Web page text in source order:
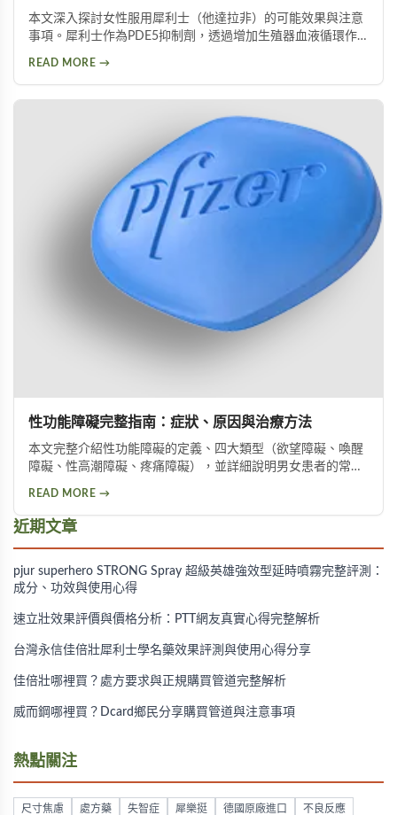
本文深入探討女性服用犀利士（他達拉非）的可能效果與注意
事項。犀利士作為PDE5抑制劑，透過增加生殖器血液循環作
滑功能並提升達到性高潮的可能性。然而可能伴隨頭痛、臉部
READ MORE →
性功能障礙完整指南：症狀、原因與治療方法
本文完整介紹性功能障礙的定義、四大類型（欲望障礙、喚醒
障礙、性高潮障礙、疼痛障礙），並詳細說明男女患者的常見
READ MORE →
近期文章
pjur superhero STRONG Spray 超級英雄強效型延時噴霧完整評測：
成分、功效與使用心得
速立壯效果評價與價格分析：PTT網友真實心得完整解析
台灣永信佳倍壯犀利士學名藥效果評測與使用心得分享
佳倍壯哪裡買？處方要求與正規購買管道完整解析
威而鋼哪裡買？Dcard鄉民分享購買管道與注意事項
熱點關注
尺寸焦慮 處方藥 失智症 犀樂挺 德國原廠進口 不良反應